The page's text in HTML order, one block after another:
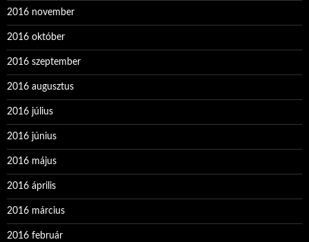
2016 november
2016 október
2016 szeptember
2016 augusztus
2016 július
2016 június
2016 május
2016 április
2016 március
2016 február